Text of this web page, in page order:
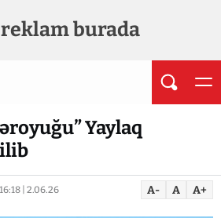
burada
Yaylaq
16:18 | 2.06.26 A- A A+